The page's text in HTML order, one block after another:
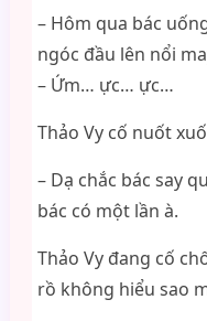
– Hôm qua bác
ngóc đầu lên nổi
– Ứm… ực… ực…
Thảo Vy cố nuốt
– Dạ chắc bác say
bác có một lần à.
Thảo Vy đang cố
rồ không hiểu sao